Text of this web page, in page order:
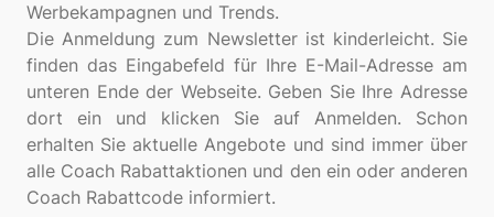
Werbekampagnen und Trends.
Die Anmeldung zum Newsletter ist kinderleicht. Sie
finden das Eingabefeld für Ihre E-Mail-Adresse am
unteren Ende der Webseite. Geben Sie Ihre Adresse
dort ein und klicken Sie auf Anmelden. Schon
erhalten Sie aktuelle Angebote und sind immer über
alle Coach Rabattaktionen und den ein oder anderen